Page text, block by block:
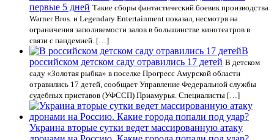
первые 5 дней Такие сборы фантастический боевик производства
Warner Bros. и Legendary Entertainment показал, несмотря на
ограничения заполняемости залов в большинстве кинотеатров в
связи с пандемией. […]
В
российском детском саду отравились 17 детей В детском
саду «Золотая рыбка» в поселке Прогресс Амурской области
отравились 17 детей, сообщает Управление Федеральной службы
судебных приставов (УФССП) Приамурья. Специалисты […]
Украина вторые сутки ведет массированную атаку